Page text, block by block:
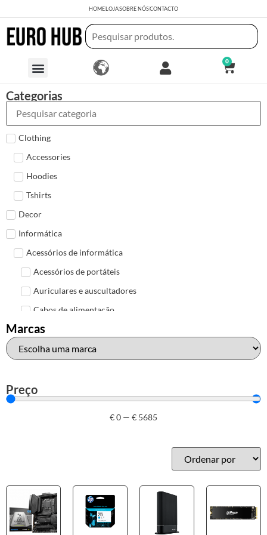
HOMELOJASOBRE NÓSCONTACTO
0
Categorias
Clothing
Accessories
Hoodies
Tshirts
Decor
Informática
Acessórios de informática
Acessórios de portáteis
Auriculares e auscultadores
Cabos de alimentação
Colunas de Som
Hubs
Mais acessórios USB
HP
Outros acessórios de informática
Marcas
Preço
€0 — € 5685